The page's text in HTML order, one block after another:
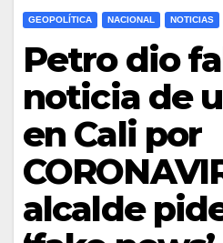
GEOPOLÍTICA NACIONAL NOTICIAS
Petro dio
noticia de
en Cali por
alcalde